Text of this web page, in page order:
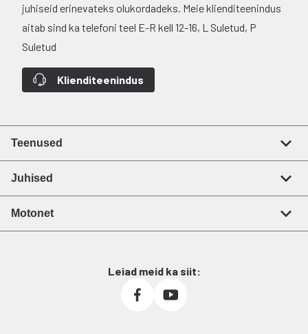
juhiseid erinevateks olukordadeks. Meie klienditeenindus
aitab sind ka telefoni teel E-R kell 12-16, L Suletud, P
Suletud
Klienditeenindus
Teenused
Juhised
Motonet
Leiad meid ka siit: